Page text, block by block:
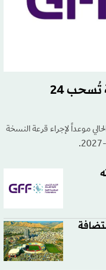
قرعة دوري أبطال الخليج للأندية تُسحب 24
لكرة القدم يوم 24 أغسطس الحالي موعداً لإجراء قرعة النسخة